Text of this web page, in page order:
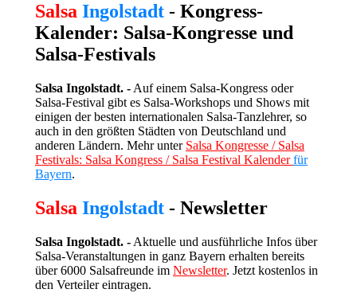
Salsa Ingolstadt - Kongress-
Kalender: Salsa-Kongresse und
Salsa-Festivals
Salsa Ingolstadt. - Auf einem Salsa-Kongress oder
Salsa-Festival gibt es Salsa-Workshops und Shows mit
einigen der besten internationalen Salsa-Tanzlehrer, so
auch in den größten Städten von Deutschland und
anderen Ländern. Mehr unter Salsa Kongresse / Salsa
Festivals: Salsa Kongress / Salsa Festival Kalenderfür
Bayern.
Salsa Ingolstadt - Newsletter
Salsa Ingolstadt. - Aktuelle und ausführliche Infos über
Salsa-Veranstaltungen in ganz Bayern erhalten bereits
über 6000 Salsafreunde im Newsletter. Jetzt kostenlos in
den Verteiler eintragen.